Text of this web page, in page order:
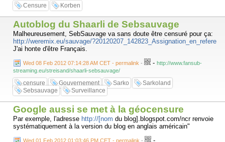
Censure Korben
Autoblog du Shaarli de Sebsauvage
Malheureusement, SebSauvage va sans doute être censuré pour ça:
http://weremix.eu/sauvage/?20120207_142823_Assignation_en_refere
J'ai honte d'être Français.
Wed 08 Feb 2012 07:14:28 AM CET - permalink - - http://www.fansub-
streaming.eu/streisand/shaarli-sebsauvage/
censure Gouvernement Sarko
Sarkoland
Sebsauvage
Surveillance
Google aussi se met à la géocensure
Par exemple, l'adresse http://[nom du blog].blogspot.com/ncr renvoie
systématiquement à la version du blog en anglais américain"
Wed 01 Feb 2012 01:03:46 PM CET - permalink - -